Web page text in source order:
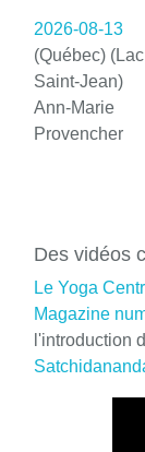
2026-08-13
(Québec) (Lac
Saint-Jean)
Ann-Marie
Provencher
Des vidéos
Le Yoga
Magazine
l'introduction